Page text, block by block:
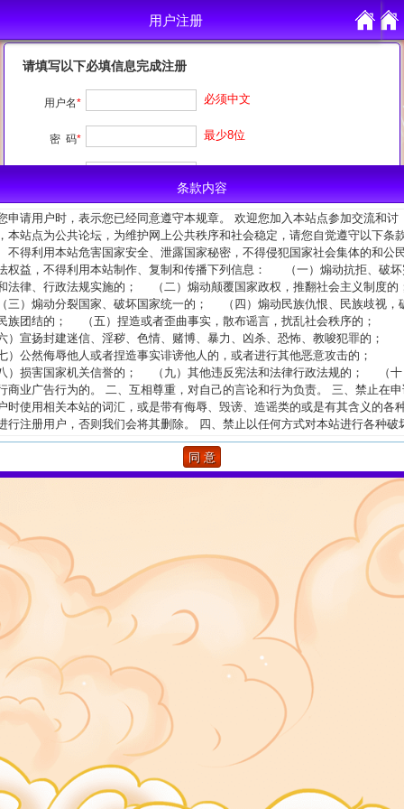
用户注册
条款内容
申请用户时，表示您已经同意遵守本规章。 欢迎您加入本站点参加交流和讨
本站点为公共论坛，为维护网上公共秩序和社会稳定，请您自觉遵守以下条
不得利用本站危害国家安全、泄露国家秘密，不得侵犯国家社会集体的和公
权益，不得利用本站制作、复制和传播下列信息： （一）煽动抗拒、破坏
法律、行政法规实施的； （二）煽动颠覆国家政权，推翻社会主义制度的
）煽动分裂国家、破坏国家统一的； （四）煽动民族仇恨、民族歧视，
族团结的； （五）捏造或者歪曲事实，散布谣言，扰乱社会秩序的；
）宣扬封建迷信、淫秽、色情、赌博、暴力、凶杀、恐怖、教唆犯罪的；
）公然侮辱他人或者捏造事实诽谤他人的，或者进行其他恶意攻击的；
）损害国家机关信誉的； （九）其他违反宪法和法律行政法规的； （十
商业广告行为的。 二、互相尊重，对自己的言论和行为负责。 三、禁止在
时使用相关本站的词汇，或是带有侮辱、毁谤、造谣类的或是有其含义的各
行注册用户，否则我们会将其删除。 四、禁止以任何方式对本站进行各种破
。 五、如果您有违反国家相关法律法规的行为，本站概不负责，您的登录论
均被记录无疑，必要时，我们会向相关的国家管理部门提供此类信息。
用户注册
请填写以下必填信息完成注册
用户名* 必须中文
密 码* 最少8位
注册原因 *
我已阅读并完全同意条款内容